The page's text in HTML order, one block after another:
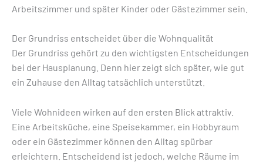
Arbeitszimmer und später Kinder oder Gästezimmer sein.
Der Grundriss entscheidet über die Wohnqualität
Der Grundriss gehört zu den wichtigsten Entscheidungen
bei der Hausplanung. Denn hier zeigt sich später, wie gut
ein Zuhause den Alltag tatsächlich unterstützt.
Viele Wohnideen wirken auf den ersten Blick attraktiv.
Eine Arbeitsküche, eine Speisekammer, ein Hobbyraum
oder ein Gästezimmer können den Alltag spürbar
erleichtern. Entscheidend ist jedoch, welche Räume im